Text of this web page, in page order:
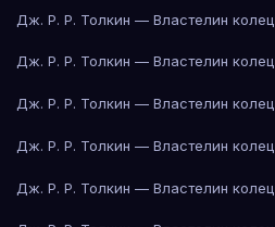
Дж. Р. Р. Толкин — Властелин колец
Дж. Р. Р. Толкин — Властелин колец
Дж. Р. Р. Толкин — Властелин колец
Дж. Р. Р. Толкин — Властелин колец
Дж. Р. Р. Толкин — Властелин колец